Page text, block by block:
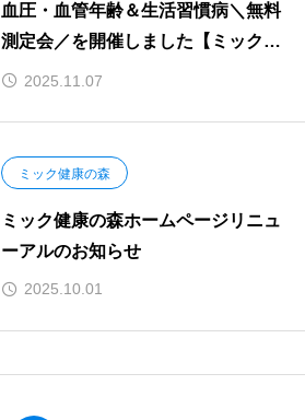
血圧・血管年齢＆生活習慣病＼無料
測定会／を開催しました【ミック薬
局京阪千林店】
2025.11.07
ミック健康の森
ミック健康の森ホームページリニュ
ーアルのお知らせ
2025.10.01